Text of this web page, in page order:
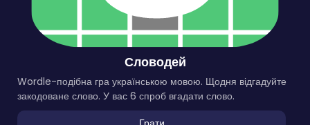
Словодей
Wordle-подібна гра українською мовою. Щодня відгадуйте
закодоване слово. У вас 6 спроб вгадати слово.